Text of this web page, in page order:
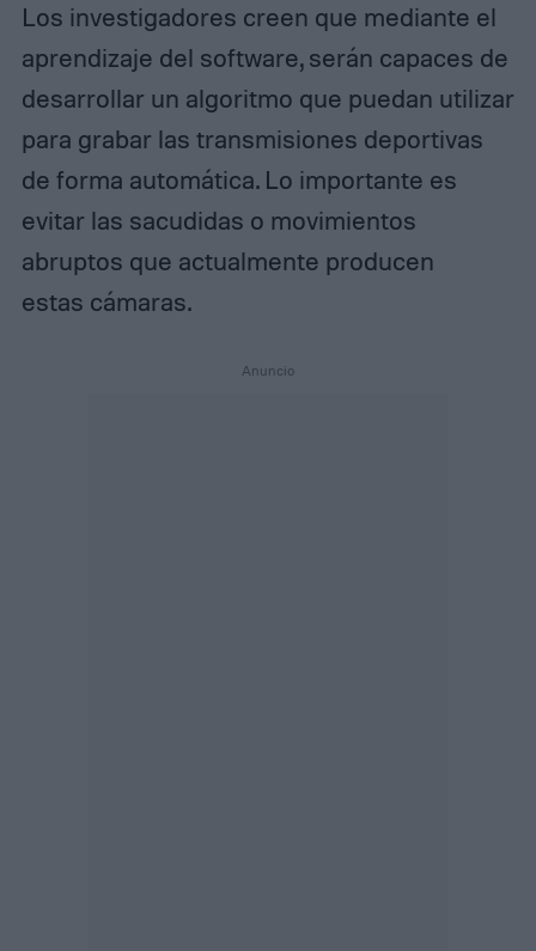
Los investigadores creen que mediante el
aprendizaje del software, serán capaces de
desarrollar un algoritmo que puedan utilizar
para grabar las transmisiones deportivas
de forma automática. Lo importante es
evitar las sacudidas o movimientos
abruptos que actualmente producen
estas cámaras.